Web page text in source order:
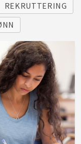
REKRUTTERING